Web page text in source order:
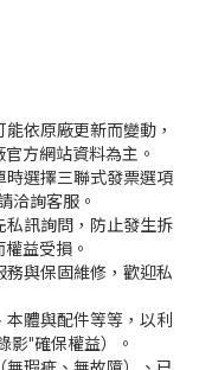
依原廠更新而變動，
方網站資料為主。
選擇三聯式發票選項
洽詢客服。
訊詢問，防止發生拆
益受損。
與保固維修，歡迎私
體與配件等等，以利
影"確保權益）。